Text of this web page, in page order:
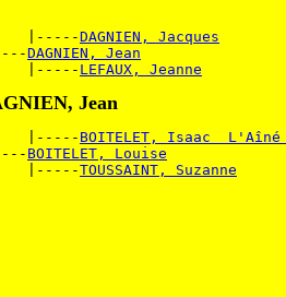
|-----
DAGNIEN, Jacques
DAGNIEN, Jean
|-----
LEFAUX, Jeanne
Jean
|-----
BOITELET, Isaac
BOITELET, Louise
|-----
TOUSSAINT, Suzanne